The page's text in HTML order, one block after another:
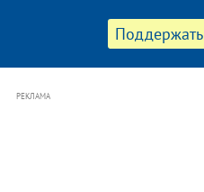
Поддержать
РЕКЛАМА